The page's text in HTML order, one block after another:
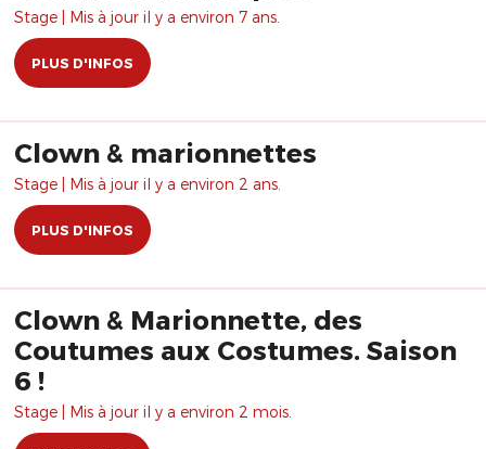
Stage | Mis à jour il y a environ 7 ans.
PLUS D'INFOS
Clown & marionnettes
Stage | Mis à jour il y a environ 2 ans.
PLUS D'INFOS
Clown & Marionnette, des
Coutumes aux Costumes. Saison
6 !
Stage | Mis à jour il y a environ 2 mois.